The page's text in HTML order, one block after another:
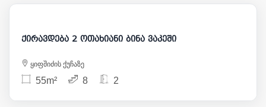
1 200
ქირავდება 2 ოთახიანი ბინა ვაკეში
ყიფშიძის ქუჩაზე
55m² 8 2